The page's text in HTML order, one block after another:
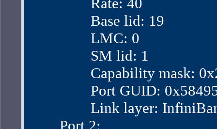
Base lid: 19
LMC: 0
SM lid: 1
Capability mask:
Port GUID:
Link layer:
Port 2: